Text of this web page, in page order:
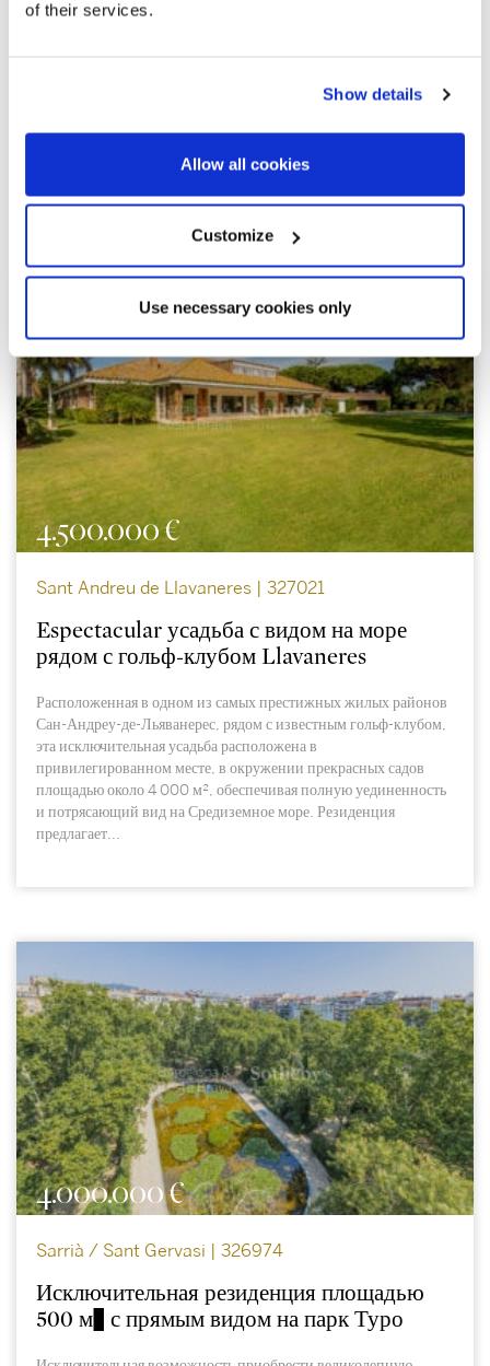
of their services.
Show details
Allow all cookies
Customize
Use necessary cookies only
Просмотреть другие похожие
объекты недвижимости
4.500.000 €
Sant Andreu de Llavaneres | 327021
Espectacular усадьба с видом на море
рядом с гольф-клубом Llavaneres
Расположенная в одном из самых престижных жилых районов
Сан-Андреу-де-Льяванерес, рядом с известным гольф-клубом,
эта исключительная усадьба расположена в
привилегированном месте, в окружении прекрасных садов
площадью около 4 000 м², обеспечивая полную уединенность
и потрясающий вид на Средиземное море. Резиденция
предлагает...
4.000.000 €
Sarrià / Sant Gervasi | 326974
Исключительная резиденция площадью
500 м² с прямым видом на парк Туро